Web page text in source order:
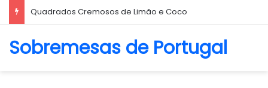
Quadrados Cremosos de Limão e Coco
Sobremesas de Portugal